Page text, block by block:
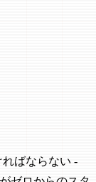
ればならない -